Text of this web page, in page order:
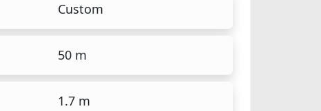
Custom
50 m
1.7 m